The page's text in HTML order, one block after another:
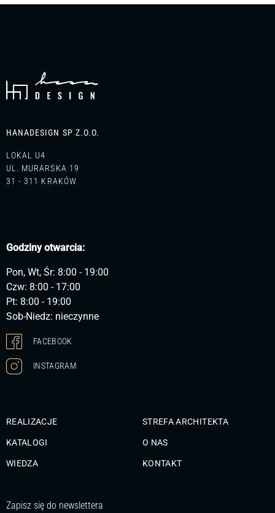
HANADESIGN SP Z.O.O.
LOKAL U4
UL. MURARSKA 19
31 - 311 KRAKÓW
Godziny otwarcia:
Pon, Wt, Śr: 8:00 - 19:00
Czw: 8:00 - 17:00
Pt: 8:00 - 19:00
Sob-Niedz: nieczynne
FACEBOOK
INSTAGRAM
REALIZACJE
KATALOGI
WIEDZA
STREFA ARCHITEKTA
O NAS
KONTAKT
Zapisz się do newslettera